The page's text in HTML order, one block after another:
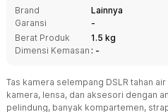
Brand
Lainnya
Garansi
-
Berat Produk
1.5 kg
Dimensi Kemasan : -
Tas kamera selempang DSLR tahan
kamera, lensa, dan aksesori dengan
pelindung, banyak kompartemen,